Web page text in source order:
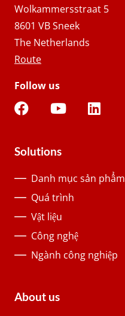
Wolkammersstraat 5
8601 VB Sneek
The Netherlands
Route
Follow us
Solutions
Danh mục sản phẩm
Quá trình
Vật liệu
Công nghệ
Ngành công nghiệp
About us